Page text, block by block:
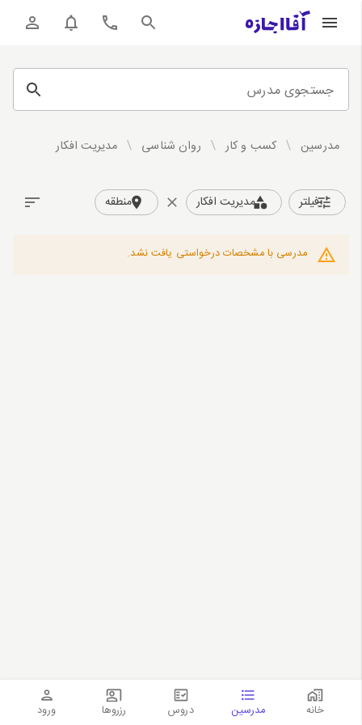
جستجوی مدرس
مدرسین / کسب و کار / روان شناسی / مدیریت افکار
فیلتر مدیریت افکار منطقه
مدرسی با مشخصات درخواستی یافت نشد.
خانه مدرسین دروس رزروها ورود